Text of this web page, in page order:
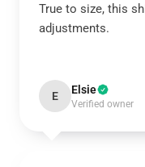
True to size, this
adjustments.
E Elsie
Verified owner